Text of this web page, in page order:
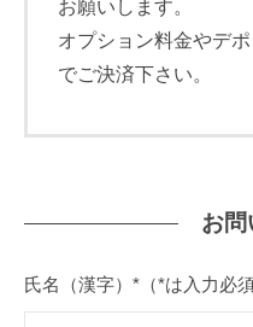
お願いします。
オプション料金やデ
でご決済下さい。
お問
氏名（漢字）*（*は入力必須